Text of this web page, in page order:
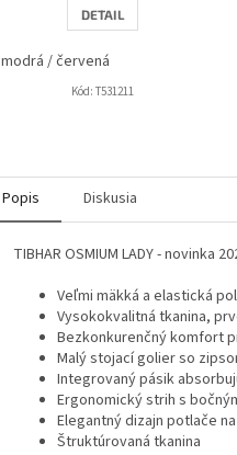
DETAIL
modrá / červená
Kód: T531211
Popis Diskusia
TIBHAR OSMIUM LADY - novinka
Veľmi mäkká a elastická
Vysokokvalitná tkanina,
Bezkonkurenčný komfort
Malý stojací golier so
Integrovaný pásik
Ergonomický strih s
Elegantný dizajn potlače
Štruktúrovaná tkanina